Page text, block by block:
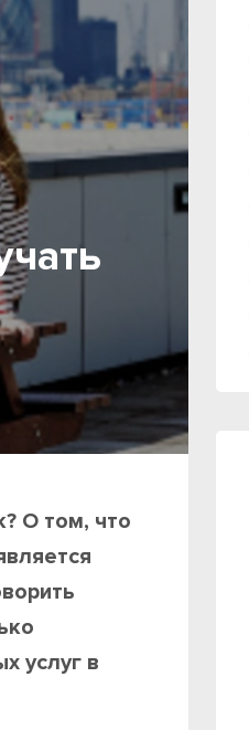
О том, что
услуг в